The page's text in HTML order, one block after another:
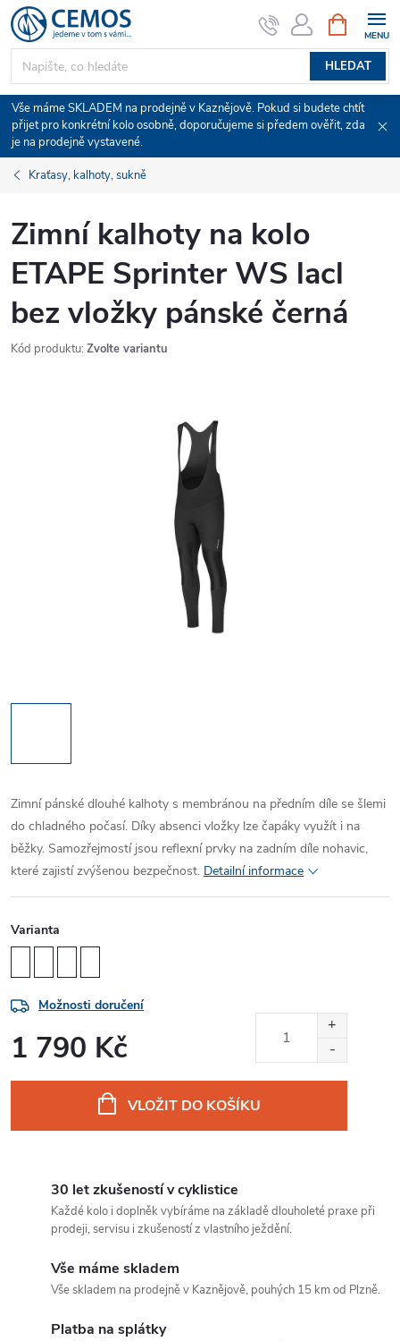
Přejít
na
obsah
HLEDAT
NÁKUPNÍ
KOŠÍK
Vše máme SKLADEM na prodejně v Kaznějově. Pokud si budete chtít
přijet pro konkrétní kolo osobně, doporučujeme si předem ověřit, zda
je na prodejně vystavené.
Kraťasy, kalhoty, sukně
Zimní kalhoty na kolo
ETAPE Sprinter WS lacl
bez vložky pánské černá
Kód produktu: Zvolte variantu
Zimní pánské dlouhé kalhoty s membránou na předním díle se šlemi
do chladného počasí. Díky absenci vložky lze čapáky využít i na
běžky. Samozřejmostí jsou reflexní prvky na zadním díle nohavic,
které zajistí zvýšenou bezpečnost. Detailní informace
Varianta
Možnosti doručení
1 790 Kč
VLOŽIT DO KOŠÍKU
30 let zkušeností v cyklistice
Každé kolo i doplněk vybíráme na základě dlouholeté praxe při
prodeji, servisu i zkušeností z vlastního ježdění.
Vše máme skladem
Vše skladem na prodejně v Kaznějově, pouhých 15 km od Plzně.
Platba na splátky